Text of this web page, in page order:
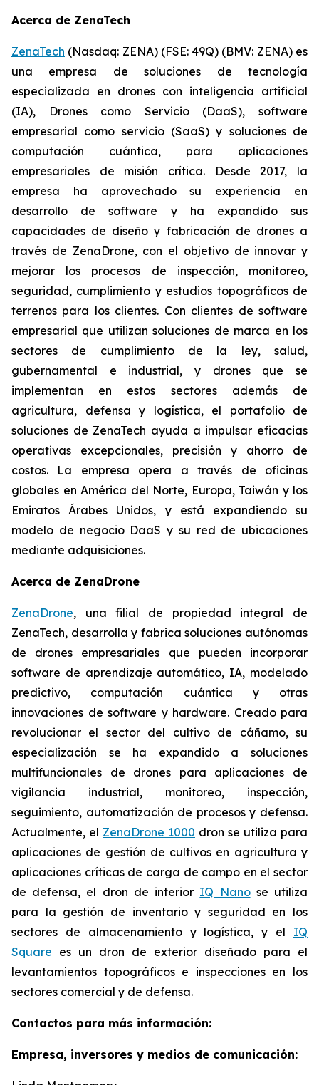
Acerca de ZenaTech
ZenaTech (Nasdaq: ZENA) (FSE: 49Q) (BMV: ZENA) es
una empresa de soluciones de tecnología
especializada en drones con inteligencia artificial
(IA), Drones como Servicio (DaaS), software
empresarial como servicio (SaaS) y soluciones de
computación cuántica, para aplicaciones
empresariales de misión crítica. Desde 2017, la
empresa ha aprovechado su experiencia en
desarrollo de software y ha expandido sus
capacidades de diseño y fabricación de drones a
través de ZenaDrone, con el objetivo de innovar y
mejorar los procesos de inspección, monitoreo,
seguridad, cumplimiento y estudios topográficos de
terrenos para los clientes. Con clientes de software
empresarial que utilizan soluciones de marca en los
sectores de cumplimiento de la ley, salud,
gubernamental e industrial, y drones que se
implementan en estos sectores además de
agricultura, defensa y logística, el portafolio de
soluciones de ZenaTech ayuda a impulsar eficacias
operativas excepcionales, precisión y ahorro de
costos. La empresa opera a través de oficinas
globales en América del Norte, Europa, Taiwán y los
Emiratos Árabes Unidos, y está expandiendo su
modelo de negocio DaaS y su red de ubicaciones
mediante adquisiciones.
Acerca de ZenaDrone
ZenaDrone, una filial de propiedad integral de
ZenaTech, desarrolla y fabrica soluciones autónomas
de drones empresariales que pueden incorporar
software de aprendizaje automático, IA, modelado
predictivo, computación cuántica y otras
innovaciones de software y hardware. Creado para
revolucionar el sector del cultivo de cáñamo, su
especialización se ha expandido a soluciones
multifuncionales de drones para aplicaciones de
vigilancia industrial, monitoreo, inspección,
seguimiento, automatización de procesos y defensa.
Actualmente, el ZenaDrone 1000 dron se utiliza para
aplicaciones de gestión de cultivos en agricultura y
aplicaciones críticas de carga de campo en el sector
de defensa, el dron de interior IQ Nanose utiliza
para la gestión de inventario y seguridad en los
sectores de almacenamiento y logística, y el IQ
Square es un dron de exterior diseñado para el
levantamientos topográficos e inspecciones en los
sectores comercial y de defensa.
Contactos para más información:
Empresa, inversores y medios de comunicación: